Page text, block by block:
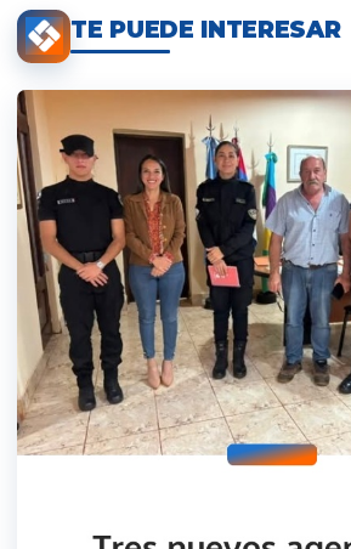
TE PUEDE INTERESAR